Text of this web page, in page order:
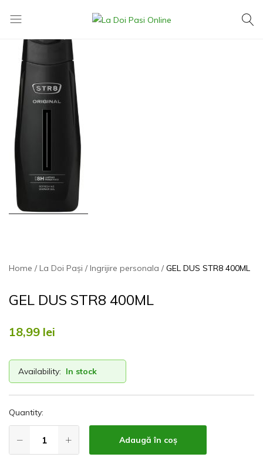
Home La Doi Pași Ingrijire personala GEL DUS STR8 400ML
GEL DUS STR8 400ML
18,99 lei
Availability: In stock
Quantity:
Adaugă în coș